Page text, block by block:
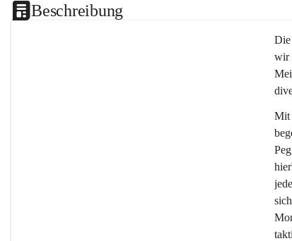
Beschreibung
Die
wir
Mit